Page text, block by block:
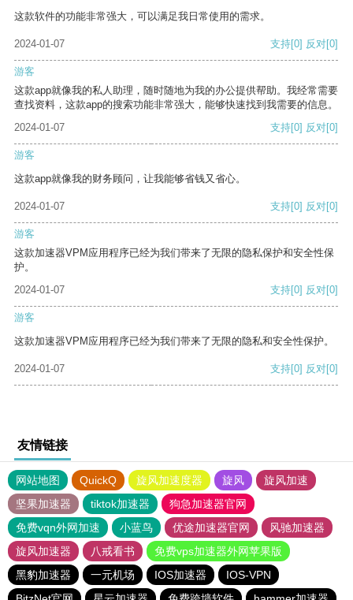
这款软件的功能非常强大，可以满足我日常使用的需求。
2024-01-07 支持[0] 反对[0]
游客
这款app就像我的私人助理，随时随地为我的办公提供帮助。我经常需要
查找资料，这款app的搜索功能非常强大，能够快速找到我需要的信息。
2024-01-07
支持[0] 反对[0]
游客
这款app就像我的财务顾问，让我能够省钱又省心。
2024-01-07 支持[0] 反对[0]
游客
这款加速器VPM应用程序已经为我们带来了无限的隐私保护和安全性保
护。
2024-01-07
支持[0] 反对[0]
游客
这款加速器VPM应用程序已经为我们带来了无限的隐私和安全性保护。
2024-01-07 支持[0] 反对[0]
友情链接
网站地图 QuickQ 旋风加速度器 旋风
旋风加速
坚果加速器
tiktok加速器
狗急加速器官网
免费vqn外网加速
小蓝鸟 优途加速器官网
风驰加速器
旋风加速器
八戒看书
免费vps加速器外网苹果版
黑豹加速器
一元机场 IOS加速器
IOS-VPN